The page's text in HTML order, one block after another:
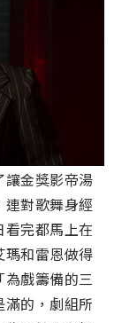
金獎影帝湯
對歌舞身經
完都馬上在
和雷恩做得
戲籌備的三
的，劇組所